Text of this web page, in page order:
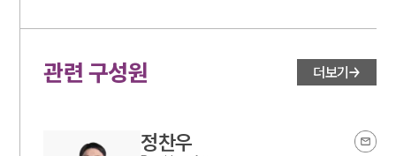
대륜법률상담예약
관련 구성원 더보기
정찬우